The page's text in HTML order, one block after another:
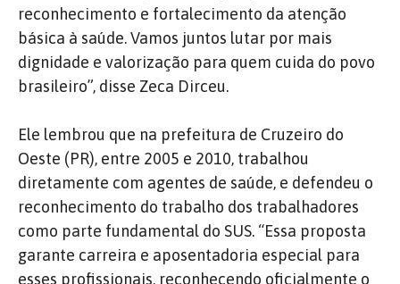
reconhecimento e fortalecimento da atenção
básica à saúde. Vamos juntos lutar por mais
dignidade e valorização para quem cuida do povo
brasileiro”, disse Zeca Dirceu.
Ele lembrou que na prefeitura de Cruzeiro do
Oeste (PR), entre 2005 e 2010, trabalhou
diretamente com agentes de saúde, e defendeu o
reconhecimento do trabalho dos trabalhadores
como parte fundamental do SUS. “Essa proposta
garante carreira e aposentadoria especial para
esses profissionais, reconhecendo oficialmente o